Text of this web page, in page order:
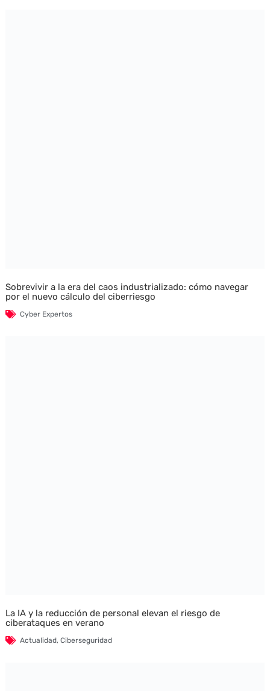
Sobrevivir a la era del caos industrializado: cómo navegar
por el nuevo cálculo del ciberriesgo
Cyber Expertos
La IA y la reducción de personal elevan el riesgo de
ciberataques en verano
Actualidad, Ciberseguridad